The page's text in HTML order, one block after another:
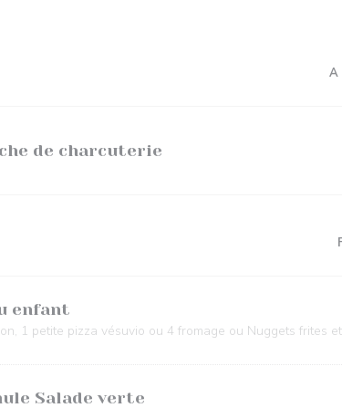
A
de charcuterie
enfant
1 petite pizza vésuvio ou 4 fromage ou Nuggets frites
Salade verte